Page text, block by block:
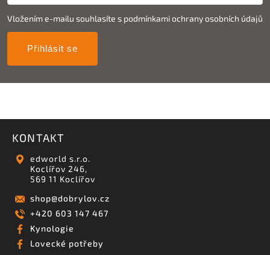
Vložením e-mailu souhlasíte s podmínkami ochrany osobních údajů
Přihlásit se
KONTAKT
edworld s.r.o.
Koclířov 246,
569 11 Koclířov
shop@dobrylov.cz
+420 603 147 467
Kynologie
Lovecké potřeby